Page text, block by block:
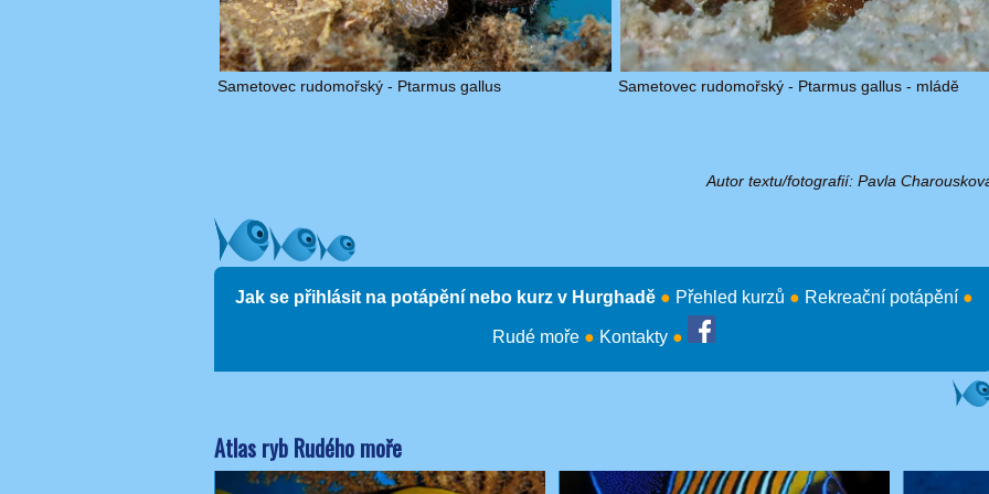
Sametovec rudomořský - Ptarmus gallus Sametovec rudomořský - Ptarmus gallus - mládě
Autor textu/fotografií: Pavla
Jak se přihlásit na potápění nebo kurz v Hurghadě● Přehled kurzů ● Rekreační potápění●
Rudé moře ● Kontakty ●
Atlas ryb Rudého moře